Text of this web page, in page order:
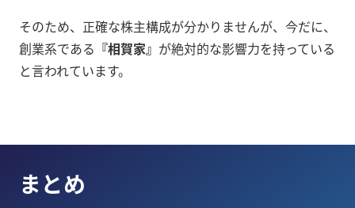
そのため、正確な株主構成が分かりませんが、今だに、
創業系である 『相賀家』 が絶対的な影響力を持っている
と言われています。
まとめ